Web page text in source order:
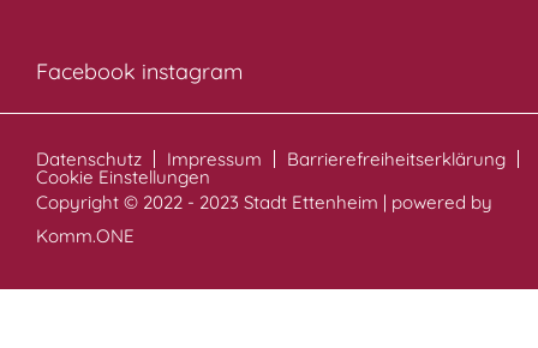
Facebook instagram
Datenschutz Impressum Barrierefreiheitserklärung
Cookie Einstellungen
Copyright © 2022 - 2023 Stadt Ettenheim | powered by
Komm.ONE